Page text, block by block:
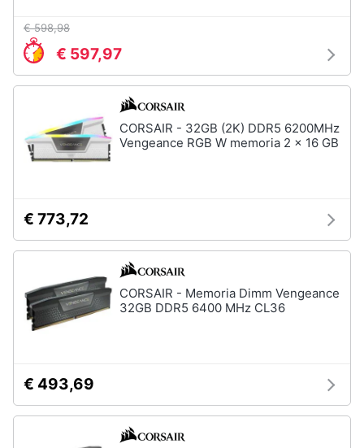
€ 598,98
€ 597,97
CORSAIR - 32GB (2K) DDR5 6200MHz
Vengeance RGB W memoria 2 x 16 GB
€ 773,72
CORSAIR - Memoria Dimm Vengeance
32GB DDR5 6400 MHz CL36
€ 493,69